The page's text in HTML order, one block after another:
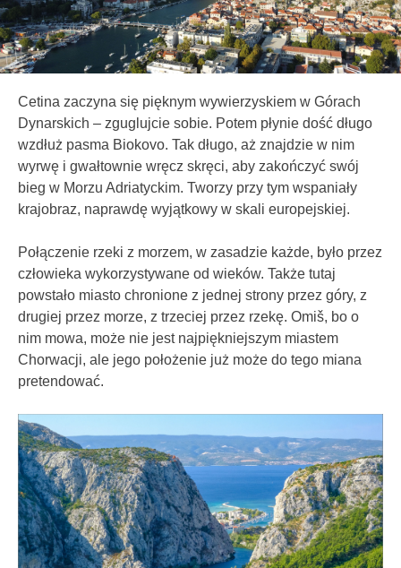
Cetina zaczyna się pięknym wywierzyskiem w Górach
Dynarskich – zguglujcie sobie. Potem płynie dość długo
wzdłuż pasma Biokovo. Tak długo, aż znajdzie w nim
wyrwę i gwałtownie wręcz skręci, aby zakończyć swój
bieg w Morzu Adriatyckim. Tworzy przy tym wspaniały
krajobraz, naprawdę wyjątkowy w skali europejskiej.
Połączenie rzeki z morzem, w zasadzie każde, było przez
człowieka wykorzystywane od wieków. Także tutaj
powstało miasto chronione z jednej strony przez góry, z
drugiej przez morze, z trzeciej przez rzekę. Omiš, bo o
nim mowa, może nie jest najpiękniejszym miastem
Chorwacji, ale jego położenie już może do tego miana
pretendować.